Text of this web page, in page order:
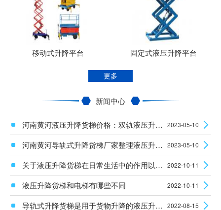
移动式升降平台 固定式液压升降平台
更多
新闻中心
河南黄河液压升降货梯价格：双轨液压升降平台使用时安全性怎么样？ 2023-05-10
河南黄河导轨式升降货梯厂家整理液压升降设备电机的维护知识 2023-05-10
关于液压升降货梯在日常生活中的作用以及安装使用须知 2022-10-11
液压升降货梯和电梯有哪些不同 2022-10-11
导轨式升降货梯是用于货物升降的液压升降机械设备 2022-08-15